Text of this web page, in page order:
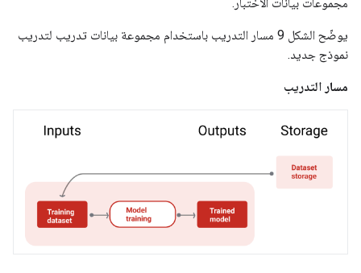
يوضّح الشكل 9 مسار التدريب باستخدام مجموعة بيانات تدريب لتدريب
نموذج جديد.
مسار التدريب